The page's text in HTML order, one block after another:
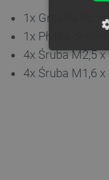
1x Grzałka do
1x Płytka
4x Śruba M2,5 x
4x Śruba M1,6 x